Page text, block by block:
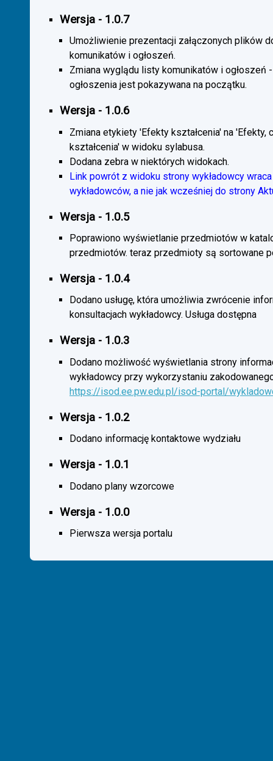
Wersja - 1.0.7
Umożliwienie prezentacji załączonych plików
komunikatów i ogłoszeń.
Zmiana wyglądu listy komunikatów i ogłoszeń
ogłoszenia jest pokazywana na początku.
Wersja - 1.0.6
Zmiana etykiety 'Efekty kształcenia' na 'Efekty,
kształcenia' w widoku sylabusa.
Dodana zebra w niektórych widokach.
Link powrót z widoku strony wykładowcy
wykładowców, a nie jak wcześniej do strony
Wersja - 1.0.5
Poprawiono wyświetlanie przedmiotów w
przedmiotów. teraz przedmioty są sortowane
Wersja - 1.0.4
Dodano usługę, która umożliwia zwrócenie
konsultacjach wykładowcy. Usługa dostępna
Wersja - 1.0.3
Dodano możliwość wyświetlania strony
wykładowcy przy wykorzystaniu
https://isod.ee.pw.edu.pl/isod-portal/
Wersja - 1.0.2
Dodano informację kontaktowe wydziału
Wersja - 1.0.1
Dodano plany wzorcowe
Wersja - 1.0.0
Pierwsza wersja portalu